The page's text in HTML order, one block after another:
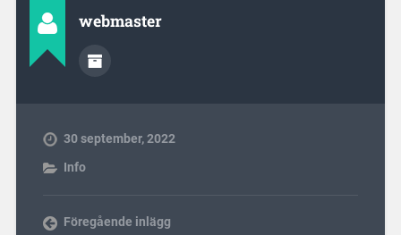
webmaster
30 september, 2022
Info
Föregående inlägg